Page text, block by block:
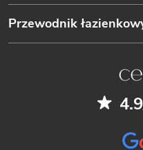
Przewodnik